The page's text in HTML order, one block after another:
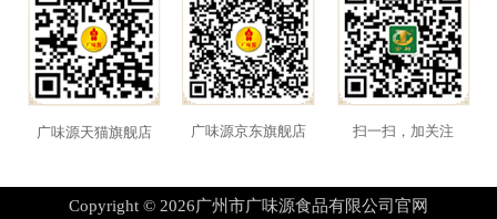
广味源天猫旗舰店 广味源京东旗舰店 扫一扫，加关注
Copyright © 2026广州市广味源食品有限公司官网